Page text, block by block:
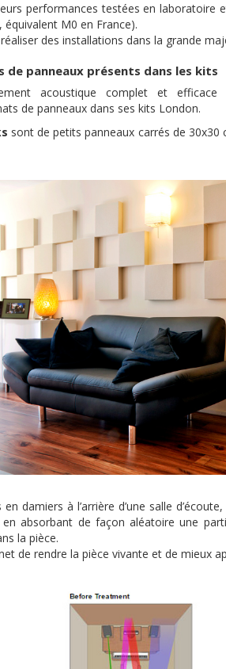
performances testées en laboratoire
M0 en France).
des installations dans la grande
de panneaux présents dans les kits
acoustique complet et efficace
de panneaux dans ses kits London.
sont de petits panneaux carrés de
damiers à l’arrière d’une salle
en absorbant de façon aléatoire une
la pièce.
de rendre la pièce vivante et de mieux